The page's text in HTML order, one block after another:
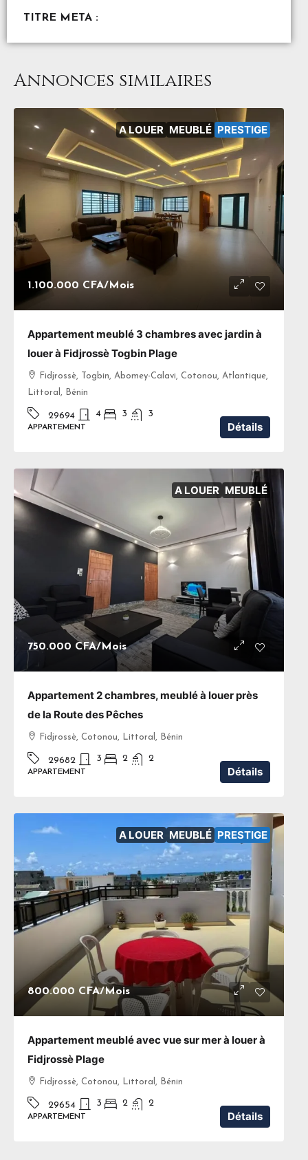
TITRE META :
Annonces similaires
A LOUER MEUBLÉ PRESTIGE
1.100.000 CFA/Mois
Appartement meublé 3 chambres avec jardin à
louer à Fidjrossè Togbin Plage
Fidjrossè, Togbin, Abomey-Calavi, Cotonou, Atlantique,
Littoral, Bénin
29694 4 3 3
APPARTEMENT Détails
A LOUER MEUBLÉ
750.000 CFA/Mois
Appartement 2 chambres, meublé à louer près
de la Route des Pêches
Fidjrossè, Cotonou, Littoral, Bénin
29682 3 2 2
APPARTEMENT Détails
A LOUER MEUBLÉ PRESTIGE
800.000 CFA/Mois
Appartement meublé avec vue sur mer à louer à
Fidjrossè Plage
Fidjrossè, Cotonou, Littoral, Bénin
29654 3 2 2
APPARTEMENT Détails